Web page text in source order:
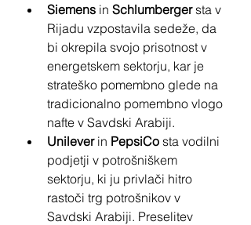
Siemens in Schlumberger sta v
Rijadu vzpostavila sedeže, da
bi okrepila svojo prisotnost v
energetskem sektorju, kar je
strateško pomembno glede na
tradicionalno pomembno vlogo
nafte v Savdski Arabiji.
Unilever in PepsiCo sta vodilni
podjetji v potrošniškem
sektorju, ki ju privlači hitro
rastoči trg potrošnikov v
Savdski Arabiji. Preselitev